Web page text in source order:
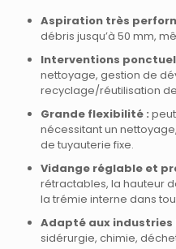
Aspiration très
débris jusqu’à 50 mm,
Interventions
nettoyage, gestion de
recyclage/réutilisation
Grande flexibilité :
nécessitant un
de tuyauterie fixe.
Vidange réglable et
rétractables, la hauteur
la trémie interne dans
Adapté aux industries
sidérurgie, chimie,